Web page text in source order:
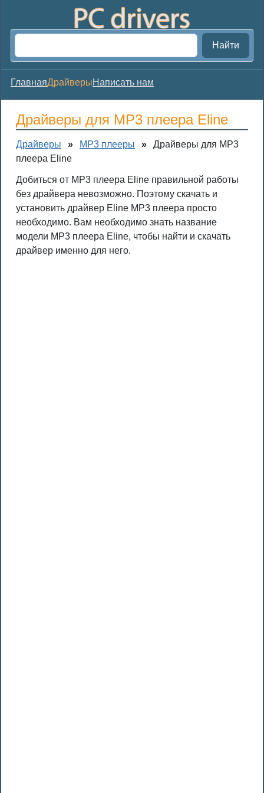
Найти
ГлавнаяДрайверыНаписать нам
Драйверы для MP3 плеера Eline
Драйверы » MP3 плееры »
Драйверы для MP3
плеера Eline
Добиться от MP3 плеера Eline правильной работы
без драйвера невозможно. Поэтому скачать и
установить драйвер Eline MP3 плеера просто
необходимо. Вам необходимо знать название
модели MP3 плеера Eline, чтобы найти и скачать
драйвер именно для него.